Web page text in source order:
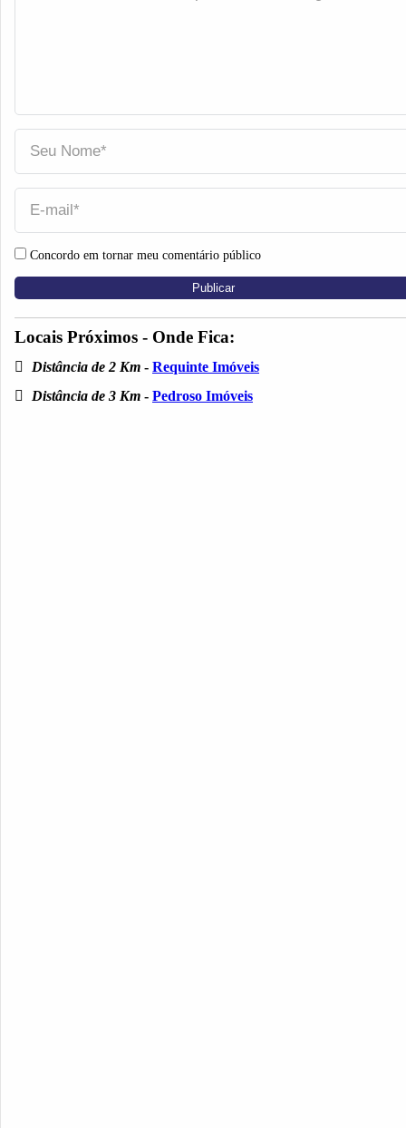
Concordo em tornar meu comentário público
Locais Próximos - Onde Fica:
Distância de 2 Km - Requinte Imóveis
Distância de 3 Km - Pedroso Imóveis